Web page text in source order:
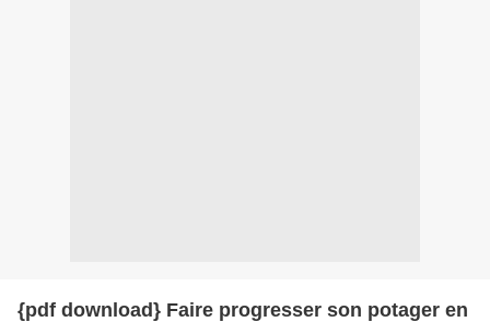
{pdf download} Faire progresser son potager en